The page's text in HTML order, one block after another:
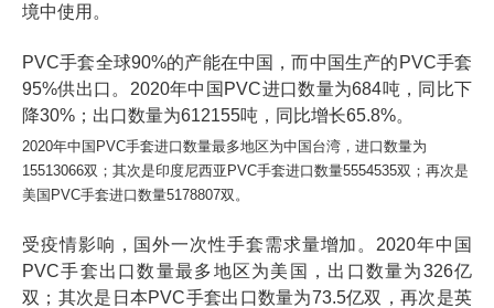
境中使用。
PVC手套全球90%的产能在中国，而中国生产的PVC手套
95%供出口。2020年中国PVC进口数量为684吨，同比下
降30%；出口数量为612155吨，同比增长65.8%。
2020年中国PVC手套进口数量最多地区为中国台湾，进口数量为
15513066双；其次是印度尼西亚PVC手套进口数量5554535双；再次是
美国PVC手套进口数量5178807双。
受疫情影响，国外一次性手套需求量增加。2020年中国
PVC手套出口数量最多地区为美国，出口数量为326亿
双；其次是日本PVC手套出口数量为73.5亿双，再次是英